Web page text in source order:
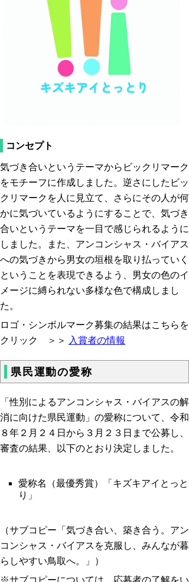
コンセプト
気づき合いというテーマからビックリマーク
をモチーフに作成しました。逆さにしたビッ
クリマークを人に見立て、さらにその人が何
かに気づいているようにすることで、気づき
合いというテーマを一目で感じられるように
しました。また、アンコンシャス・バイアス
への気づきから男女の垣根を取り払っていく
ということを表現できるよう、男女の色のイ
メージに縛られない多様な色で構成しまし
た。
ロゴ・シンボルマーク募集の結果はこちらを
クリック ＞＞
入賞者の情報
県民運動の愛称
「性別によるアンコンシャス・バイアスの解
消に向けた県民運動」の愛称について、令和
８年２月２４日から３月２３日まで公募し、
審査の結果、以下のとおり決定しました。
愛称名（最優秀賞）「キズキアイとっと
り」
（サブコピー「気づき合い、築き合う。アン
コンシャス・バイアスを克服し、みんなが暮
らしやすい鳥取へ。」）